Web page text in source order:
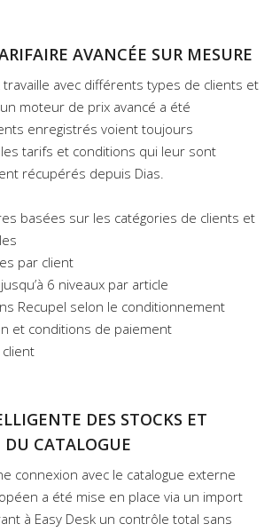
AVANCÉE SUR MESURE
travaille avec différents types de clients et
moteur de prix avancé a été
enregistrés voient toujours
tarifs et conditions qui leur sont
récupérés depuis Dias.
basées sur les catégories de clients et
par client
6 niveaux par article
Recupel selon le conditionnement
et conditions de paiement
DES STOCKS ET
CATALOGUE
connexion avec le catalogue externe
a été mise en place via un import
à Easy Desk un contrôle total sans